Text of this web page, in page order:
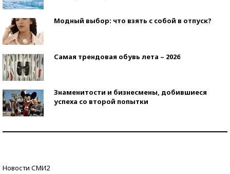
Модный выбор: что взять с собой в отпуск?
Самая трендовая обувь лета – 2026
Знаменитости и бизнесмены, добившиеся
успеха со второй попытки
Новости СМИ2